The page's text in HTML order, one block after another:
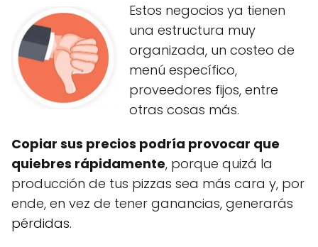
Estos negocios ya tienen
una estructura muy
organizada, un costeo de
menú específico,
proveedores fijos, entre
otras cosas más.
Copiar sus precios podría provocar que
quiebres rápidamente, porque quizá la
producción de tus pizzas sea más cara y, por
ende, en vez de tener ganancias, generarás
pérdidas.